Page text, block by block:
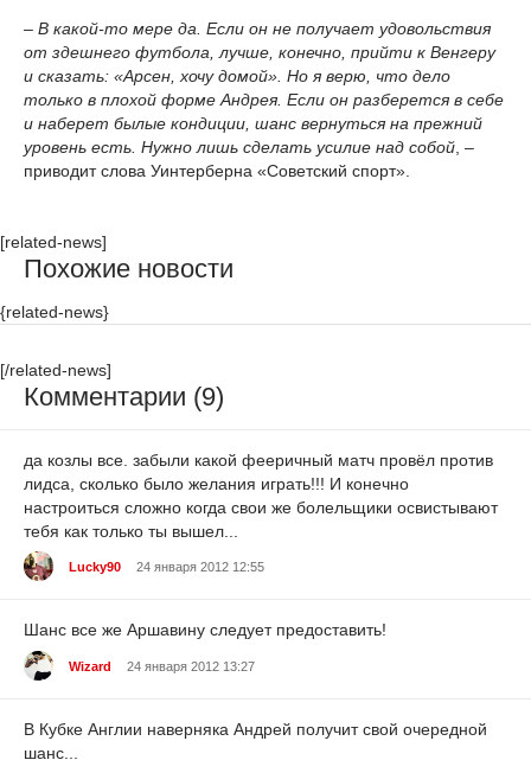
– В какой-то мере да. Если он не получает удовольствия
от здешнего футбола, лучше, конечно, прийти к Венгеру
и сказать: «Арсен, хочу домой». Но я верю, что дело
только в плохой форме Андрея. Если он разберется в себе
и наберет былые кондиции, шанс вернуться на прежний
уровень есть. Нужно лишь сделать усилие над собой, –
приводит слова Уинтерберна «Советский спорт».
[related-news]
Похожие новости
{related-news}
[/related-news]
Комментарии (9)
да козлы все. забыли какой фееричный матч провёл против
лидса, сколько было желания играть!!! И конечно
настроиться сложно когда свои же болельщики освистывают
тебя как только ты вышел...
Lucky90 24 января 2012 12:55
Шанс все же Аршавину следует предоставить!
Wizard 24 января 2012 13:27
В Кубке Англии наверняка Андрей получит свой очередной
шанс...